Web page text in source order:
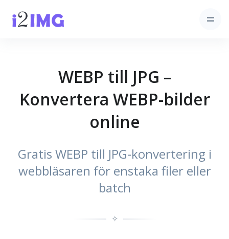
WEBP till JPG –
Konvertera WEBP-bilder
online
Gratis WEBP till JPG-konvertering i
webbläsaren för enstaka filer eller
batch
✧